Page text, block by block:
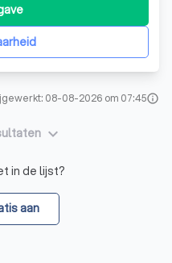
installaties, met
warmtepompen
08-08-2026 om 07:45info
keyboard_arrow_down
in de lijst?
aan